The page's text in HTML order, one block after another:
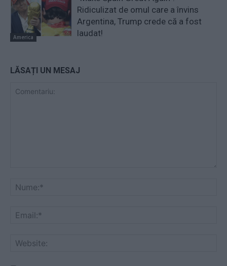
America
Ridiculizat de omul care a învins
Argentina, Trump crede că a fost
laudat!
LĂSAȚI UN MESAJ